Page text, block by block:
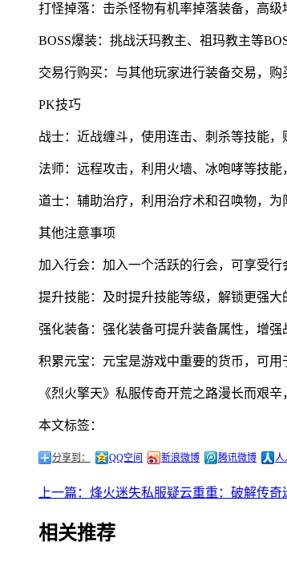
打怪掉落：击杀怪物有机率掉落装备，高级
BOSS爆装：挑战沃玛教主、祖玛教主等
交易行购买：与其他玩家进行装备交易，购
PK技巧
战士：近战缠斗，使用连击、刺杀等技能，
法师：远程攻击，利用火墙、冰咆哮等技能
道士：辅助治疗，利用治疗术和召唤物，为
其他注意事项
加入行会：加入一个活跃的行会，可享受行
提升技能：及时提升技能等级，解锁更强大
强化装备：强化装备可提升装备属性，增强
积累元宝：元宝是游戏中重要的货币，可用
《烈火擎天》私服传奇开荒之路漫长而艰
本文标签：
分享到： QQ空间 新浪微博 腾讯微博 人
上一篇：烽火迷失私服疑云重重：破解传
相关推荐